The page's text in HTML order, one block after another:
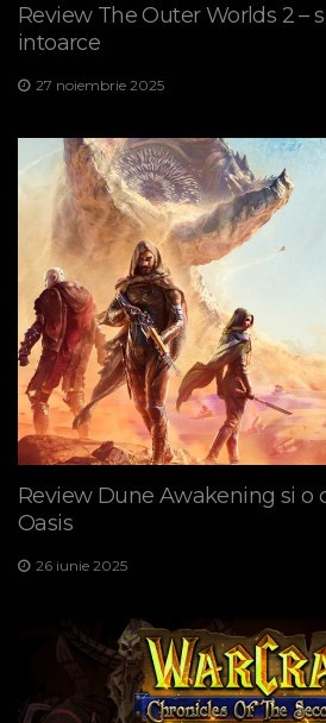
Review The Outer Worlds 2 –
intoarce
27 noiembrie 2025
Review Dune Awakening si o
Oasis
26 iunie 2025